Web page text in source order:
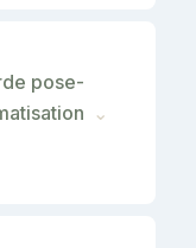
pose-
⌄